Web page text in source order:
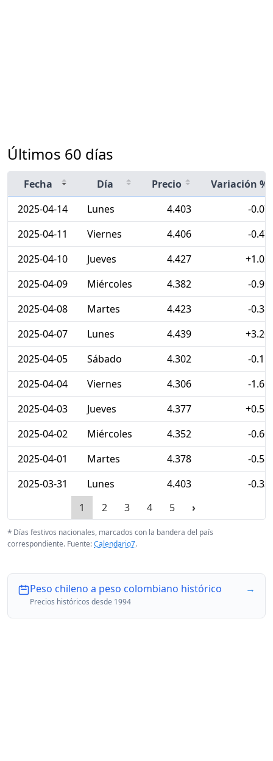
Últimos 60 días
Fecha Día Precio
Variación %
2025-04-14
Lunes 4.403
-
2025-04-11
Viernes 4.406
-
2025-04-10
Jueves 4.427
2025-04-09
Miércoles 4.382
-
2025-04-08
Martes 4.423
-
2025-04-07
Lunes 4.439
2025-04-05
Sábado 4.302
-
2025-04-04
Viernes 4.306
-
2025-04-03
Jueves 4.377
2025-04-02
Miércoles 4.352
-
2025-04-01
Martes 4.378
-
2025-03-31
Lunes 4.403
-
1
2 3 4 5 ›
* Días festivos nacionales, marcados con la bandera del país
correspondiente. Fuente:Calendario7.
Peso chileno a peso colombiano histórico
Precios históricos desde 1994
→